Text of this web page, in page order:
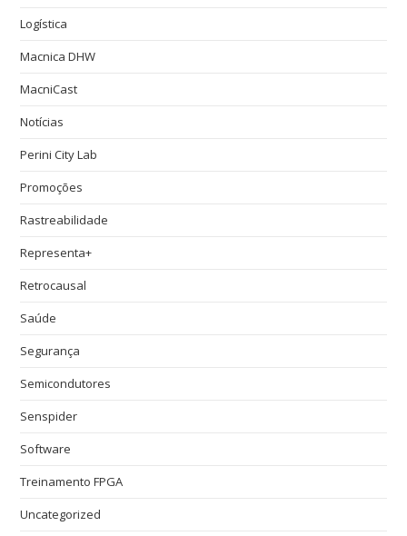
Logística
Macnica DHW
MacniCast
Notícias
Perini City Lab
Promoções
Rastreabilidade
Representa+
Retrocausal
Saúde
Segurança
Semicondutores
Senspider
Software
Treinamento FPGA
Uncategorized